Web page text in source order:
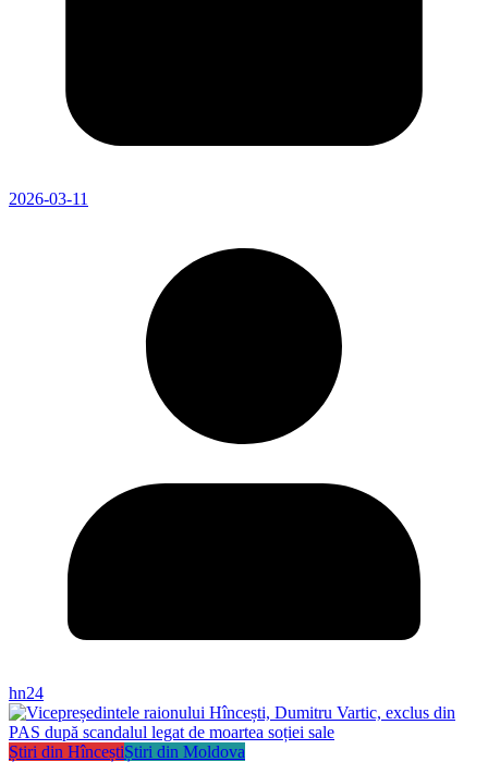
2026-03-11
hn24
Știri din HînceștiȘtiri din Moldova